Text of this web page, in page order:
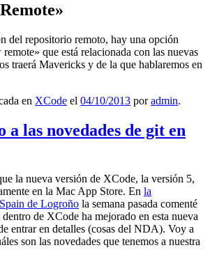
del repositorio remoto, hay una opción
que está relacionada con las nuevas
traerá Mavericks y de la que hablaremos en
en XCode el 04/10/2013 poradmin.
a las novedades de git en
la nueva versión de XCode, la versión 5,
en la Mac App Store. En la
de Logroño la semana pasada comenté
de XCode ha mejorado en esta nueva
entrar en detalles (cosas del NDA). Voy a
son las novedades que tenemos a nuestra